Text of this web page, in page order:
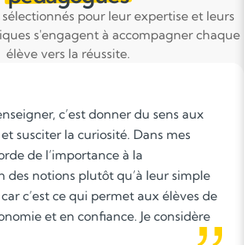
pour leur expertise et leurs
s'engagent à accompagner chaque
élève vers la réussite.
est pour moi un accompagnement
sur la compréhension et la
d’aider l’élève à progresser à
en développant sa méthode de